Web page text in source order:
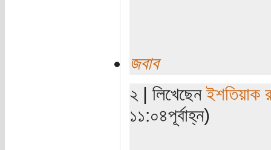
জবাব
২ | লিখেছেনইশতিয়াক
১১:০৪পূর্বাহ্ন)